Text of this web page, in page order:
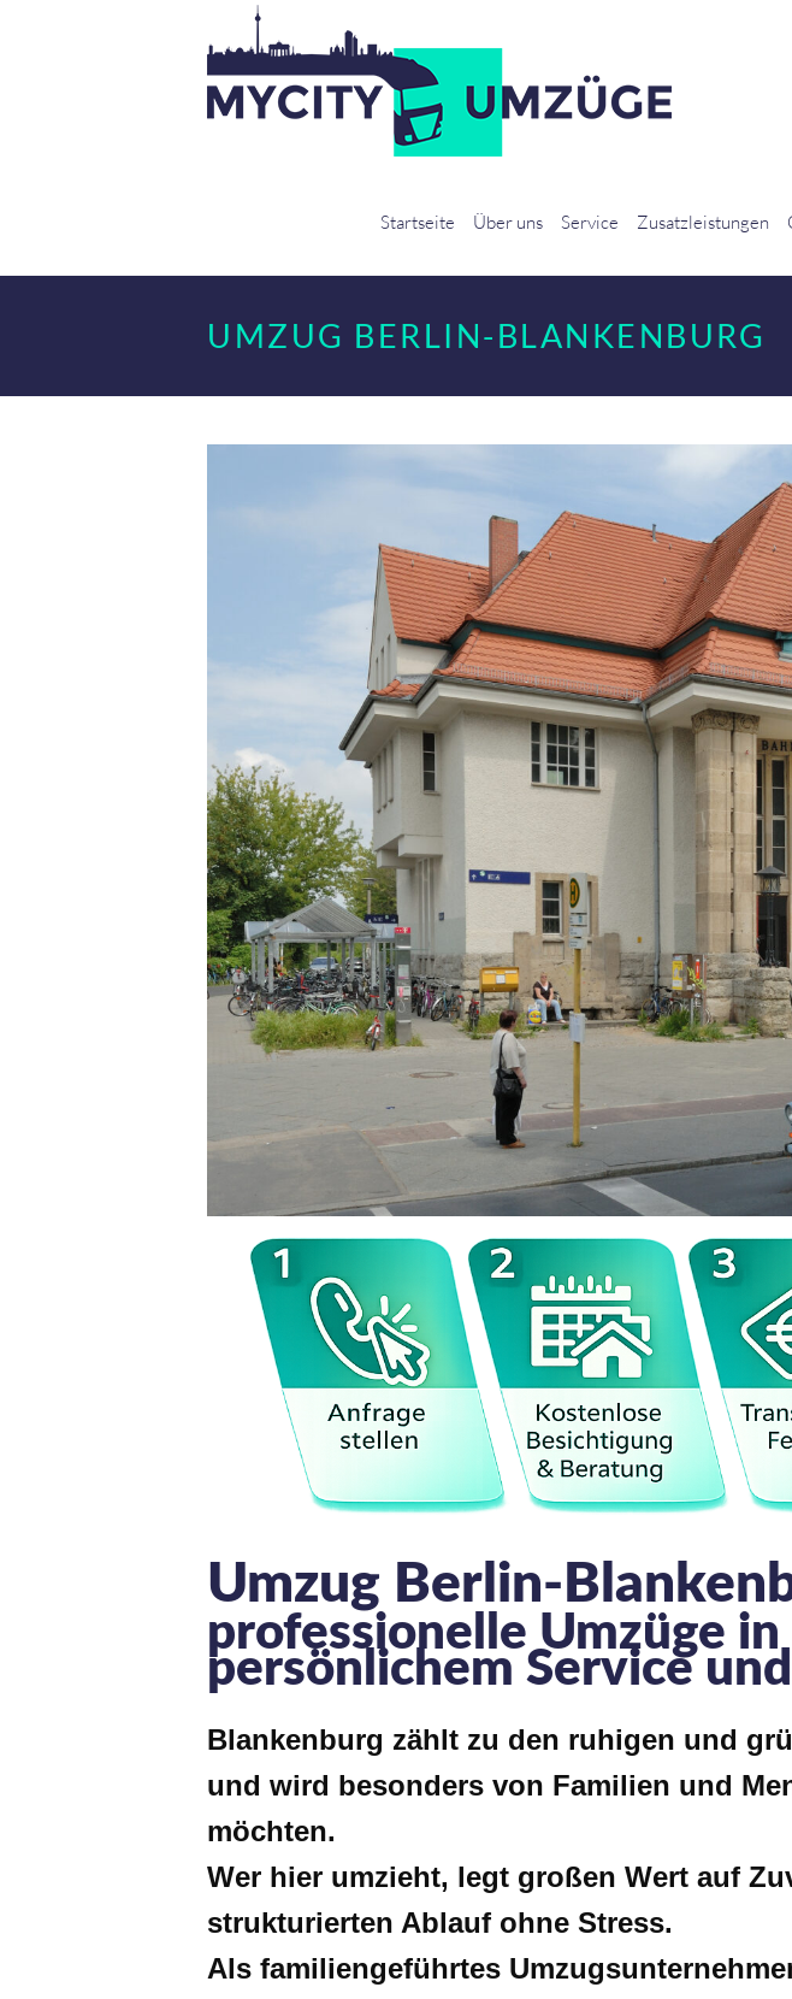
Startseite Über uns Service Zusatzleistungen
UMZUG BERLIN-BLANKENBURG
Umzug Berlin-
professionelle Umzüge
persönlichem Service
Blankenburg zählt zu den ruhigen und
und wird besonders von Familien und
möchten.
Wer hier umzieht, legt großen Wert auf
strukturierten Ablauf ohne Stress.
Als familiengeführtes